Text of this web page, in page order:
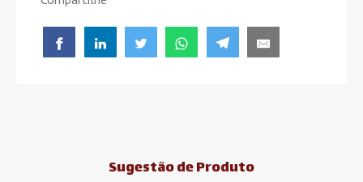
Sugestão de Produto